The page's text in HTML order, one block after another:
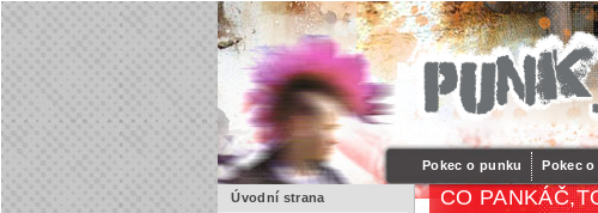
Pokec o punku Pokec
Úvodní strana
CO